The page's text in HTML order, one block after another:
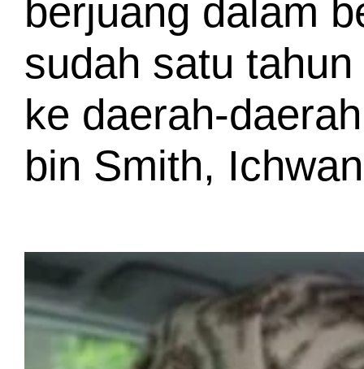
berjuang dalam
sudah satu
ke daerah-
bin Smith,